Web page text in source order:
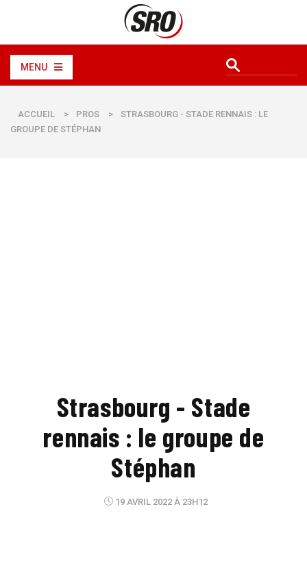
MENU
ACCUEIL > PROS >
STRASBOURG - STADE RENNAIS : LE
GROUPE DE STÉPHAN
Strasbourg - Stade
rennais : le groupe de
Stéphan
19 AVRIL 2022 À 23H12